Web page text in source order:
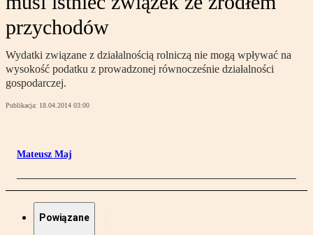
przychodów
Wydatki związane z działalnością rolniczą nie mogą wpływać na
wysokość podatku z prowadzonej równocześnie działalności
gospodarczej.
Publikacja: 18.04.2014 03:00
Mateusz Maj
Powiązane